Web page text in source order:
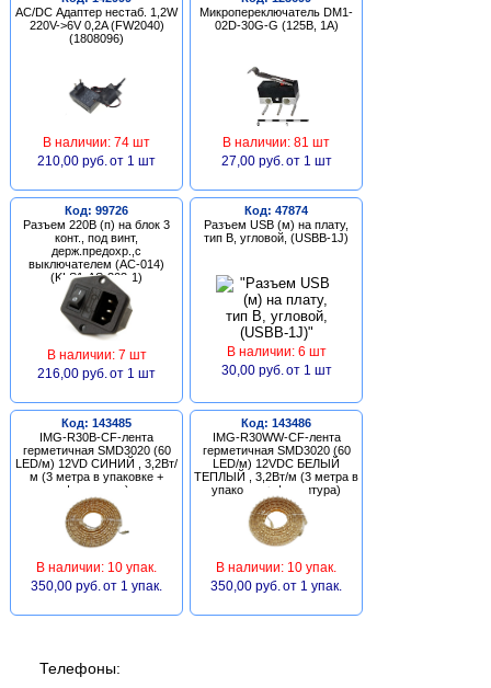
AC/DC Адаптер нестаб. 1,2W
220V->6V 0,2A (FW2040)
(1808096)
В наличии: 74 шт
210,00 руб. от 1 шт
Микропереключатель DM1-
02D-30G-G (125В, 1А)
В наличии: 81 шт
27,00 руб. от 1 шт
Код: 99726
Разъем 220В (п) на блок 3
конт., под винт,
держ.предохр.,с
выключателем (AC-014)
(KLS1-AS-303-1)
В наличии: 7 шт
216,00 руб. от 1 шт
Код: 47874
Разъем USB (м) на плату,
тип В, угловой, (USBB-1J)
В наличии: 6 шт
30,00 руб. от 1 шт
Код: 143485
IMG-R30B-CF-лента
герметичная SMD3020 (60
LED/м) 12VD СИНИЙ , 3,2Вт/
м (3 метра в упаковке +
фурнитура)
В наличии: 10 упак.
350,00 руб. от 1 упак.
Код: 143486
IMG-R30WW-CF-лента
герметичная SMD3020 (60
LED/м) 12VDC БЕЛЫЙ
ТЕПЛЫЙ , 3,2Вт/м (3 метра в
упаковке + фурнитура)
В наличии: 10 упак.
350,00 руб. от 1 упак.
Телефоны: